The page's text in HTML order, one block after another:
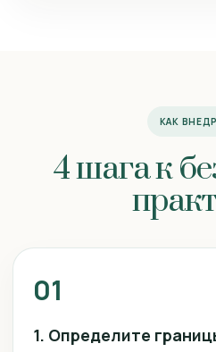
КАК
4 шага к
01
1. Определите